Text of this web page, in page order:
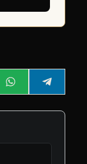
Share
on
WhatsAppShare
on